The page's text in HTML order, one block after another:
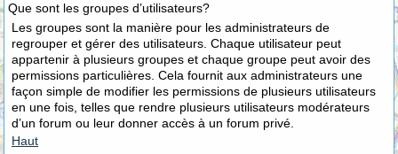
Que sont les groupes d’utilisateurs?
Les groupes sont la manière pour les administrateurs de
regrouper et gérer des utilisateurs. Chaque utilisateur peut
appartenir à plusieurs groupes et chaque groupe peut avoir des
permissions particulières. Cela fournit aux administrateurs une
façon simple de modifier les permissions de plusieurs utilisateurs
en une fois, telles que rendre plusieurs utilisateurs modérateurs
d’un forum ou leur donner accès à un forum privé.
Haut